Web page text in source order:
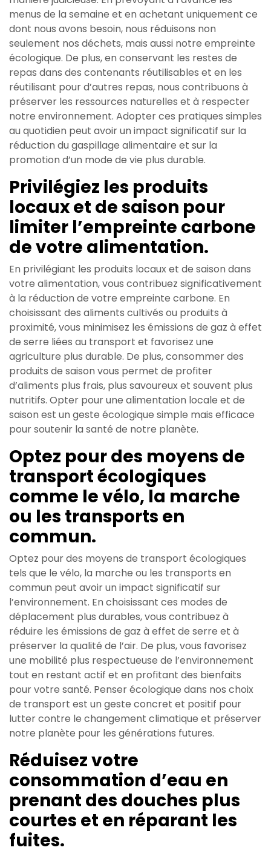
menus de la semaine et en achetant uniquement ce
dont nous avons besoin, nous réduisons non
seulement nos déchets, mais aussi notre empreinte
écologique. De plus, en conservant les restes de
repas dans des contenants réutilisables et en les
réutilisant pour d’autres repas, nous contribuons à
préserver les ressources naturelles et à respecter
notre environnement. Adopter ces pratiques simples
au quotidien peut avoir un impact significatif sur la
réduction du gaspillage alimentaire et sur la
promotion d’un mode de vie plus durable.
Privilégiez les produits
locaux et de saison pour
limiter l’empreinte carbone
de votre alimentation.
En privilégiant les produits locaux et de saison dans
votre alimentation, vous contribuez significativement
à la réduction de votre empreinte carbone. En
choisissant des aliments cultivés ou produits à
proximité, vous minimisez les émissions de gaz à effet
de serre liées au transport et favorisez une
agriculture plus durable. De plus, consommer des
produits de saison vous permet de profiter
d’aliments plus frais, plus savoureux et souvent plus
nutritifs. Opter pour une alimentation locale et de
saison est un geste écologique simple mais efficace
pour soutenir la santé de notre planète.
Optez pour des moyens de
transport écologiques
comme le vélo, la marche
ou les transports en
commun.
Optez pour des moyens de transport écologiques
tels que le vélo, la marche ou les transports en
commun peut avoir un impact significatif sur
l’environnement. En choisissant ces modes de
déplacement plus durables, vous contribuez à
réduire les émissions de gaz à effet de serre et à
préserver la qualité de l’air. De plus, vous favorisez
une mobilité plus respectueuse de l’environnement
tout en restant actif et en profitant des bienfaits
pour votre santé. Penser écologique dans nos choix
de transport est un geste concret et positif pour
lutter contre le changement climatique et préserver
notre planète pour les générations futures.
Réduisez votre
consommation d’eau en
prenant des douches plus
courtes et en réparant les
fuites.